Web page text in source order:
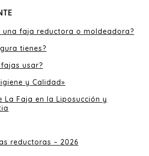
una faja reductora o moldeadora?
tienes?
usar?
y Calidad»
La Faja en la Liposucción y
reductoras – 2026